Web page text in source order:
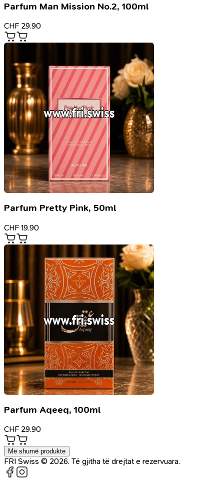
Parfum Man Mission No.2, 100ml
CHF 29.90
Parfum Pretty Pink, 50ml
CHF 19.90
Parfum Aqeeq, 100ml
CHF 29.90
Më shumë produkte
FRI Swiss © 2026. Të gjitha të drejtat e rezervuara.